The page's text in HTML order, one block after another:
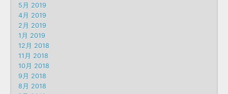
5月 2019
4月 2019
2月 2019
1月 2019
12月 2018
11月 2018
10月 2018
9月 2018
8月 2018